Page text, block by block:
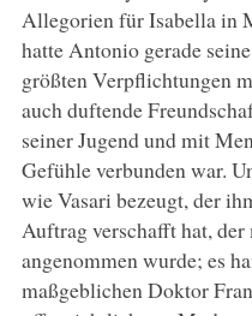
Allegorien für Isabella in
hatte Antonio gerade
größten Verpflichtungen
auch duftende
seiner Jugend und mit
Gefühle verbunden war.
wie Vasari bezeugt, der
Auftrag verschafft hat,
angenommen wurde; es
maßgeblichen Doktor